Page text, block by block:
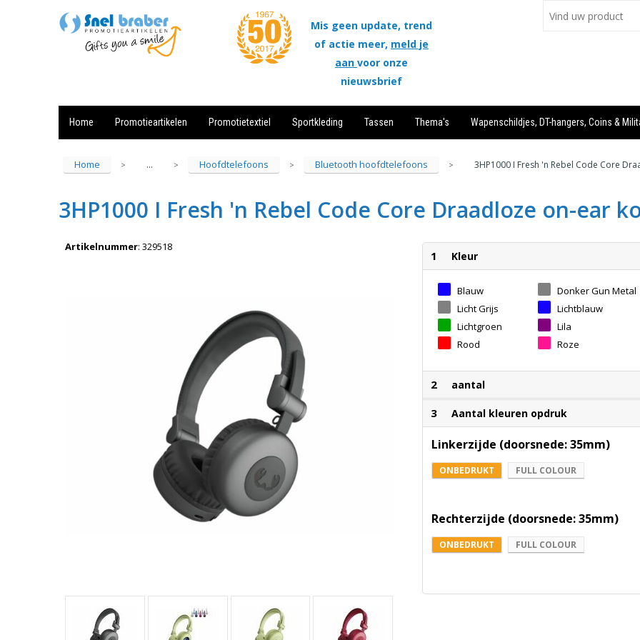
Mis geen update, trend
of actie meer, meld je
aan voor onze
nieuwsbrief
Home Promotieartikelen Promotietextiel Sportkleding Tassen Thema's Wapenschildjes, DT-hangers, Coins &
Home > ... > Hoofdtelefoons > Bluetooth hoofdtelefoons > 3HP1000 I Fresh 'n Rebel Code Core
3HP1000 I Fresh 'n Rebel Code Core Draadloze on-ear
Artikelnummer: 329518
1 Kleur
Blauw
Donker Gun Metal
Licht Grijs
Lichtblauw
Lichtgroen
Lila
Rood
Roze
2 aantal
3 Aantal kleuren opdruk
Linkerzijde (doorsnede: 35mm)
ONBEDRUKT FULL COLOUR
Rechterzijde (doorsnede: 35mm)
ONBEDRUKT FULL COLOUR